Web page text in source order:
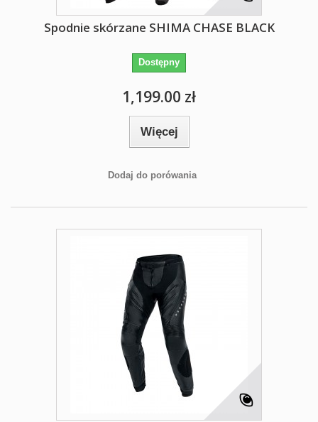
Spodnie skórzane SHIMA CHASE BLACK
Dostępny
1,199.00 zł
Więcej
Dodaj do porówania